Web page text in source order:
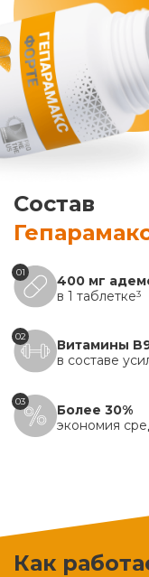
Состав
01
400 мг
в 1 таблетке3
02
Витамины
в составе
03
Более 30%
экономия
Как